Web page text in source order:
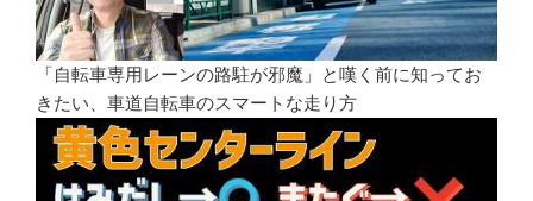
「自転車専用レーンの路駐が邪魔」と嘆く前に知ってお
きたい、車道自転車のスマートな走り方